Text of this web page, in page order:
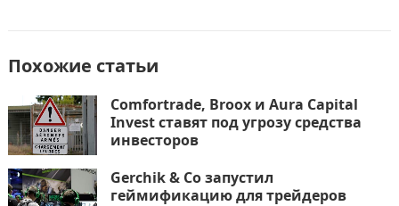
Похожие статьи
Comfortrade, Broox и Aura Capital
Invest ставят под угрозу средства
инвесторов
Gerchik & Co запустил
геймификацию для трейдеров